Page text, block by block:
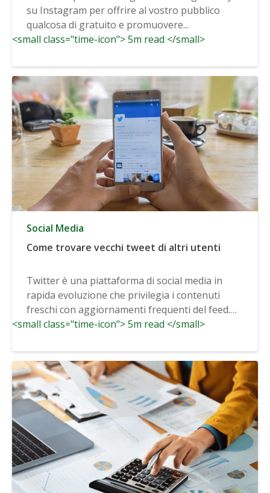
su Instagram per offrire al vostro pubblico
qualcosa di gratuito e promuovere...
<small class="time-icon"> 5m read </small>
Social Media
Come trovare vecchi tweet di altri utenti
Twitter è una piattaforma di social media in
rapida evoluzione che privilegia i contenuti
freschi con aggiornamenti frequenti del feed.
Dopo...
<small class="time-icon"> 5m read </small>